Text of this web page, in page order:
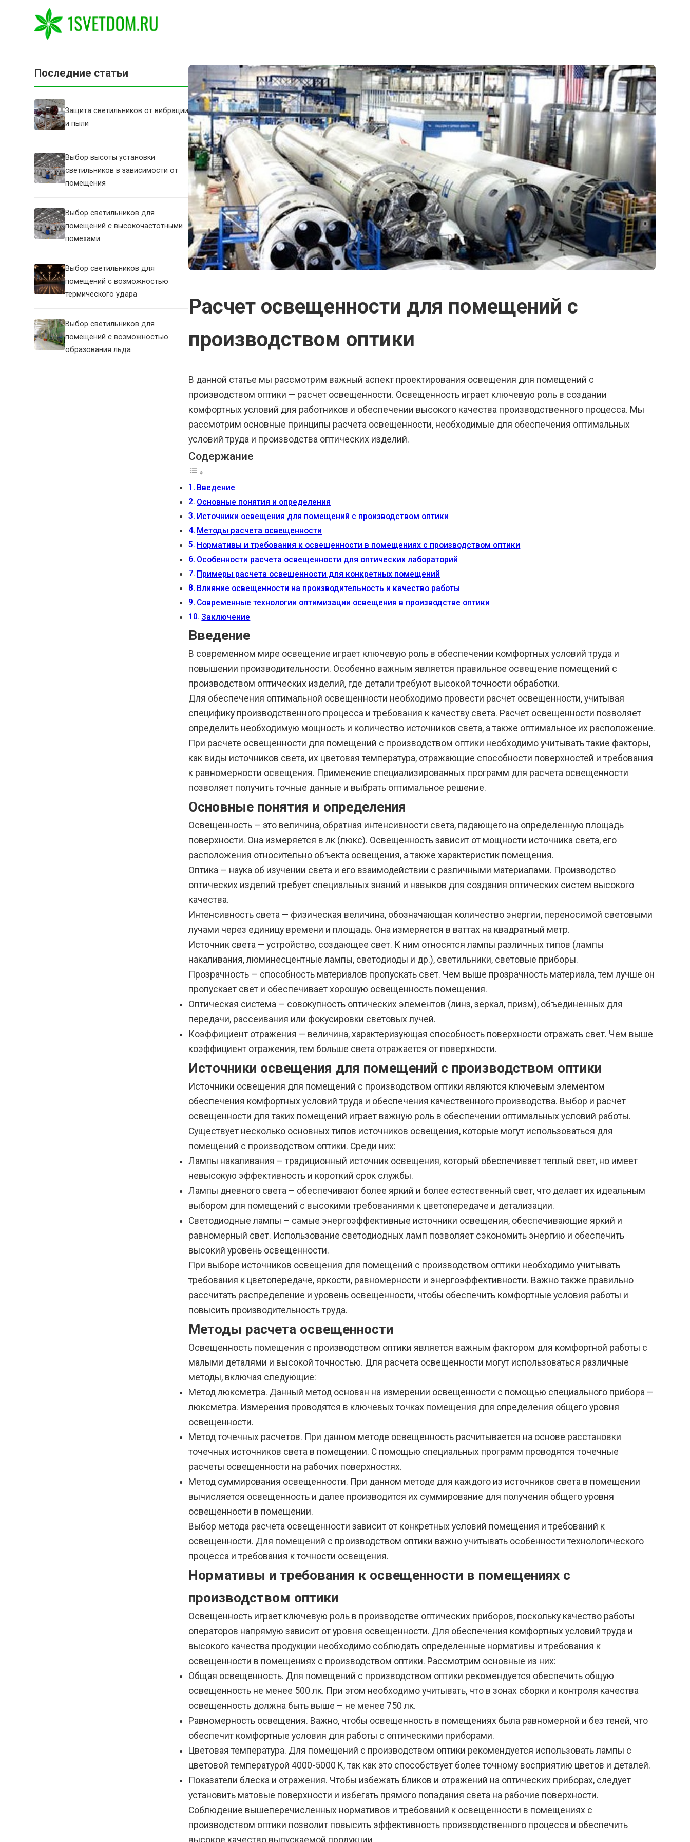
Последние статьи
Защита светильников от вибрации
и пыли
Выбор высоты установки
светильников в зависимости от
помещения
Выбор светильников для
помещений с высокочастотными
помехами
Выбор светильников для
помещений с возможностью
термического удара
Выбор светильников для
помещений с возможностью
образования льда
Расчет освещенности для помещений с
производством оптики
В данной статье мы рассмотрим важный аспект проектирования освещения для помещений с
производством оптики — расчет освещенности. Освещенность играет ключевую роль в создании
комфортных условий для работников и обеспечении высокого качества производственного процесса. Мы
рассмотрим основные принципы расчета освещенности, необходимые для обеспечения оптимальных
условий труда и производства оптических изделий.
Содержание
Введение
Основные понятия и определения
Источники освещения для помещений с производством оптики
Методы расчета освещенности
Нормативы и требования к освещенности в помещениях с производством оптики
Особенности расчета освещенности для оптических лабораторий
Примеры расчета освещенности для конкретных помещений
Влияние освещенности на производительность и качество работы
Современные технологии оптимизации освещения в производстве оптики
Заключение
Введение
В современном мире освещение играет ключевую роль в обеспечении комфортных условий труда и
повышении производительности. Особенно важным является правильное освещение помещений с
производством оптических изделий, где детали требуют высокой точности обработки.
Для обеспечения оптимальной освещенности необходимо провести расчет освещенности, учитывая
специфику производственного процесса и требования к качеству света. Расчет освещенности позволяет
определить необходимую мощность и количество источников света, а также оптимальное их расположение.
При расчете освещенности для помещений с производством оптики необходимо учитывать такие факторы,
как виды источников света, их цветовая температура, отражающие способности поверхностей и требования
к равномерности освещения. Применение специализированных программ для расчета освещенности
позволяет получить точные данные и выбрать оптимальное решение.
Основные понятия и определения
Освещенность — это величина, обратная интенсивности света, падающего на определенную площадь
поверхности. Она измеряется в лк (люкс). Освещенность зависит от мощности источника света, его
расположения относительно объекта освещения, а также характеристик помещения.
Оптика — наука об изучении света и его взаимодействии с различными материалами. Производство
оптических изделий требует специальных знаний и навыков для создания оптических систем высокого
качества.
Интенсивность света — физическая величина, обозначающая количество энергии, переносимой световыми
лучами через единицу времени и площадь. Она измеряется в ваттах на квадратный метр.
Источник света — устройство, создающее свет. К ним относятся лампы различных типов (лампы
накаливания, люминесцентные лампы, светодиоды и др.), светильники, световые приборы.
Прозрачность — способность материалов пропускать свет. Чем выше прозрачность материала, тем лучше он
пропускает свет и обеспечивает хорошую освещенность помещения.
Оптическая система — совокупность оптических элементов (линз, зеркал, призм), объединенных для
передачи, рассеивания или фокусировки световых лучей.
Коэффициент отражения — величина, характеризующая способность поверхности отражать свет. Чем выше
коэффициент отражения, тем больше света отражается от поверхности.
Источники освещения для помещений с производством оптики
Источники освещения для помещений с производством оптики являются ключевым элементом
обеспечения комфортных условий труда и обеспечения качественного производства. Выбор и расчет
освещенности для таких помещений играет важную роль в обеспечении оптимальных условий работы.
Существует несколько основных типов источников освещения, которые могут использоваться для
помещений с производством оптики. Среди них:
Лампы накаливания – традиционный источник освещения, который обеспечивает теплый свет, но имеет
невысокую эффективность и короткий срок службы.
Лампы дневного света – обеспечивают более яркий и более естественный свет, что делает их идеальным
выбором для помещений с высокими требованиями к цветопередаче и детализации.
Светодиодные лампы – самые энергоэффективные источники освещения, обеспечивающие яркий и
равномерный свет. Использование светодиодных ламп позволяет сэкономить энергию и обеспечить
высокий уровень освещенности.
При выборе источников освещения для помещений с производством оптики необходимо учитывать
требования к цветопередаче, яркости, равномерности и энергоэффективности. Важно также правильно
рассчитать распределение и уровень освещенности, чтобы обеспечить комфортные условия работы и
повысить производительность труда.
Методы расчета освещенности
Освещенность помещения с производством оптики является важным фактором для комфортной работы с
малыми деталями и высокой точностью. Для расчета освещенности могут использоваться различные
методы, включая следующие:
Метод люксметра. Данный метод основан на измерении освещенности с помощью специального прибора —
люксметра. Измерения проводятся в ключевых точках помещения для определения общего уровня
освещенности.
Метод точечных расчетов. При данном методе освещенность расчитывается на основе расстановки
точечных источников света в помещении. С помощью специальных программ проводятся точечные
расчеты освещенности на рабочих поверхностях.
Метод суммирования освещенности. При данном методе для каждого из источников света в помещении
вычисляется освещенность и далее производится их суммирование для получения общего уровня
освещенности в помещении.
Выбор метода расчета освещенности зависит от конкретных условий помещения и требований к
освещенности. Для помещений с производством оптики важно учитывать особенности технологического
процесса и требования к точности освещения.
Нормативы и требования к освещенности в помещениях с
производством оптики
Освещенность играет ключевую роль в производстве оптических приборов, поскольку качество работы
операторов напрямую зависит от уровня освещенности. Для обеспечения комфортных условий труда и
высокого качества продукции необходимо соблюдать определенные нормативы и требования к
освещенности в помещениях с производством оптики. Рассмотрим основные из них:
Общая освещенность. Для помещений с производством оптики рекомендуется обеспечить общую
освещенность не менее 500 лк. При этом необходимо учитывать, что в зонах сборки и контроля качества
освещенность должна быть выше – не менее 750 лк.
Равномерность освещения. Важно, чтобы освещенность в помещениях была равномерной и без теней, что
обеспечит комфортные условия для работы с оптическими приборами.
Цветовая температура. Для помещений с производством оптики рекомендуется использовать лампы с
цветовой температурой 4000-5000 K, так как это способствует более точному восприятию цветов и деталей.
Показатели блеска и отражения. Чтобы избежать бликов и отражений на оптических приборах, следует
установить матовые поверхности и избегать прямого попадания света на рабочие поверхности.
Соблюдение вышеперечисленных нормативов и требований к освещенности в помещениях с
производством оптики позволит повысить эффективность производственного процесса и обеспечить